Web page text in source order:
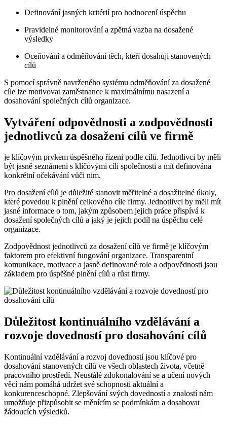
Definování jasných kritérií pro hodnocení úspěchu
Pravidelné monitorování a zpětná vazba na dosažené
výsledky
Oceňování a odměňování těch, kteří dosahují stanovených
cílů
S pomocí správně navrženého systému odměňování za dosažené
cíle lze motivovat zaměstnance k maximálnímu nasazení a
dosahování společných cílů organizace.
Vytváření odpovědnosti a zodpovědnosti
jednotlivců za dosažení cílů ve firmě
je klíčovým prvkem úspěšného řízení podle cílů. Jednotlivci by měli
být jasně seznámeni s klíčovými cíli společnosti a mít definována
konkrétní očekávání vůči nim.
Pro dosažení cílů je důležité stanovit měřitelné a dosažitelné úkoly,
které povedou k plnění celkového cíle firmy. Jednotlivci by měli mít
jasné informace o tom, jakým způsobem jejich práce přispívá k
dosažení společných cílů a jaký je jejich podíl na úspěchu celé
organizace.
Zodpovědnost jednotlivců za dosažení cílů ve firmě je klíčovým
faktorem pro efektivní fungování organizace. Transparentní
komunikace, motivace a jasně definované role a odpovědnosti jsou
základem pro úspěšné plnění cílů a růst firmy.
Důležitost kontinuálního vzdělávání a
rozvoje dovedností pro dosahování cílů
Kontinuální vzdělávání a rozvoj dovedností jsou klíčové pro
dosahování stanovených cílů ve všech oblastech života, včetně
pracovního prostředí. Neustálé zdokonalování se a učení nových
věcí nám pomáhá udržet své schopnosti aktuální a
konkurenceschopné. Zlepšování svých dovedností a znalostí nám
umožňuje přizpůsobit se měnícím se podmínkám a dosahovat
žádoucích výsledků.